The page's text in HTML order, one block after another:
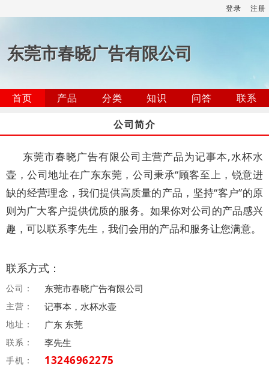
登录 注册
东莞市春晓广告有限公司
首页 产品 分类 知识 问答
联系
公司简介
东莞市春晓广告有限公司主营产品为记事本,水杯水
壶，公司地址在广东东莞，公司秉承“顾客至上，锐意进
缺的经营理念，我们提供高质量的产品，坚持“客户”的原
则为广大客户提供优质的服务。如果你对公司的产品感兴
趣，可以联系李先生，我们会用的产品和服务让您满意。
联系方式：
公司： 东莞市春晓广告有限公司
主营： 记事本，水杯水壶
地址： 广东 东莞
联系： 李先生
手机： 13246962275